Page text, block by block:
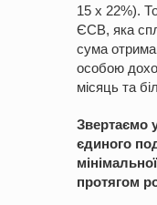
15 х 22%).
ЄСВ, яка
сума
особою
місяць та
Звертаємо
єдиного
протягом